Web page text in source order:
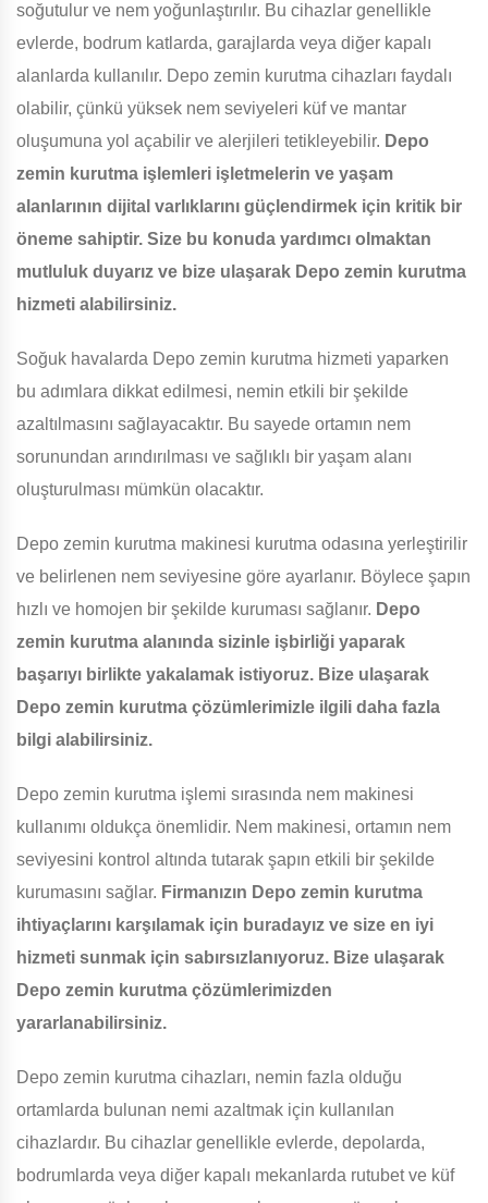
soğutulur ve nem yoğunlaştırılır. Bu cihazlar genellikle
evlerde, bodrum katlarda, garajlarda veya diğer kapalı
alanlarda kullanılır. Depo zemin kurutma cihazları faydalı
olabilir, çünkü yüksek nem seviyeleri küf ve mantar
oluşumuna yol açabilir ve alerjileri tetikleyebilir. Depo
zemin kurutma işlemleri işletmelerin ve yaşam
alanlarının dijital varlıklarını güçlendirmek için kritik bir
öneme sahiptir. Size bu konuda yardımcı olmaktan
mutluluk duyarız ve bize ulaşarak Depo zemin kurutma
hizmeti alabilirsiniz.
Soğuk havalarda Depo zemin kurutma hizmeti yaparken
bu adımlara dikkat edilmesi, nemin etkili bir şekilde
azaltılmasını sağlayacaktır. Bu sayede ortamın nem
sorunundan arındırılması ve sağlıklı bir yaşam alanı
oluşturulması mümkün olacaktır.
Depo zemin kurutma makinesi kurutma odasına yerleştirilir
ve belirlenen nem seviyesine göre ayarlanır. Böylece şapın
hızlı ve homojen bir şekilde kuruması sağlanır. Depo
zemin kurutma alanında sizinle işbirliği yaparak
başarıyı birlikte yakalamak istiyoruz. Bize ulaşarak
Depo zemin kurutma çözümlerimizle ilgili daha fazla
bilgi alabilirsiniz.
Depo zemin kurutma işlemi sırasında nem makinesi
kullanımı oldukça önemlidir. Nem makinesi, ortamın nem
seviyesini kontrol altında tutarak şapın etkili bir şekilde
kurumasını sağlar. Firmanızın Depo zemin kurutma
ihtiyaçlarını karşılamak için buradayız ve size en iyi
hizmeti sunmak için sabırsızlanıyoruz. Bize ulaşarak
Depo zemin kurutma çözümlerimizden
yararlanabilirsiniz.
Depo zemin kurutma cihazları, nemin fazla olduğu
ortamlarda bulunan nemi azaltmak için kullanılan
cihazlardır. Bu cihazlar genellikle evlerde, depolarda,
bodrumlarda veya diğer kapalı mekanlarda rutubet ve küf